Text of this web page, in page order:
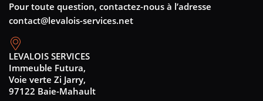
Pour toute question, contactez-nous à l’adresse
contact@levalois-services.net
LEVALOIS SERVICES
Immeuble Futura,
Voie verte Zi Jarry,
97122 Baie-Mahault